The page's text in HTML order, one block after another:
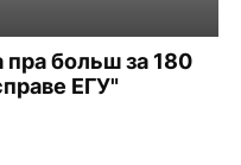
больш за 180
ЕГУ"